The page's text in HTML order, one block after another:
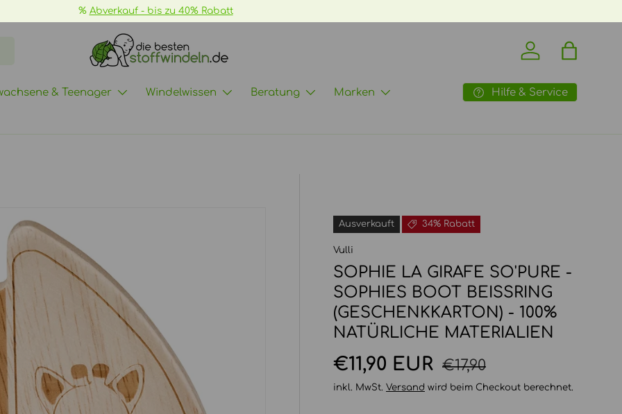
Einloggen
& Teenager Windelwissen Beratung Marken Hilfe & Service
Ausverkauft 34% Rabatt
Vulli
SOPHIE LA GIRAFE SO'PURE -
SOPHIES BOOT BEISSRING (
GESCHENKKARTON) - 100% N
ATÜRLICHE MATERIALIEN
Verkaufspreis
€11,90 EUR Normaler Preis
€17,90
inkl. MwSt. Versand wird beim Checkout berechnet.